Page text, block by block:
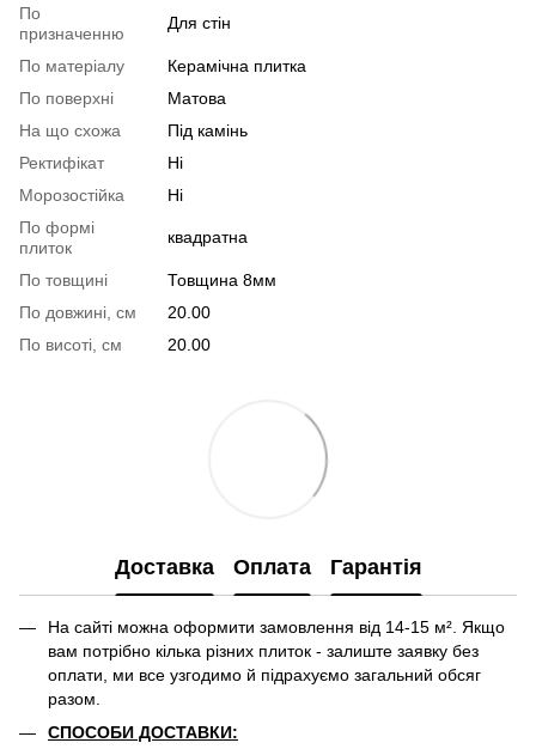
По
призначенню
Для стін
По матеріалу
Керамічна плитка
По поверхні
Матова
На що схожа
Під камінь
Ректифікат
Ні
Морозостійка
Ні
По формі
плиток
квадратна
По товщині
Товщина 8мм
По довжині, см
20.00
По висоті, см
20.00
Доставка Оплата Гарантія
На сайті можна оформити замовлення від 14-15 м². Якщо
вам потрібно кілька різних плиток - залиште заявку без
оплати, ми все узгодимо й підрахуємо загальний обсяг
разом.
СПОСОБИ ДОСТАВКИ: